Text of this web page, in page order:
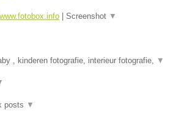
Screenshot ▼
, kinderen fotografie, interieur fotografie, ▼
posts ▼